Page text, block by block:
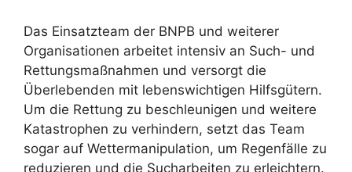
Das Einsatzteam der BNPB und weiterer
Organisationen arbeitet intensiv an Such- und
Rettungsmaßnahmen und versorgt die
Überlebenden mit lebenswichtigen Hilfsgütern.
Um die Rettung zu beschleunigen und weitere
Katastrophen zu verhindern, setzt das Team
sogar auf Wettermanipulation, um Regenfälle zu
reduzieren und die Sucharbeiten zu erleichtern.